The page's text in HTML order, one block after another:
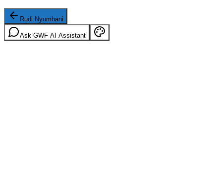
Rudi Nyumbani
Ask GWF AI Assistant